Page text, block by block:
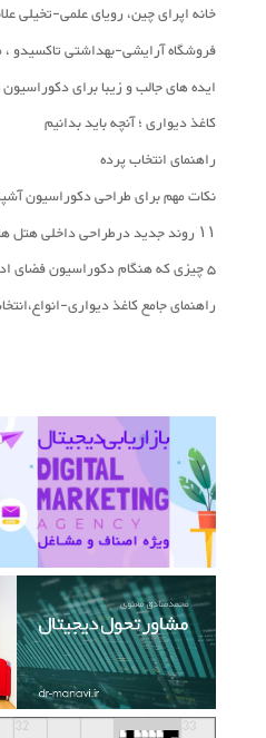
خانه اپرای چین، رویای علمی-تخیلی
فروشگاه آرایشی-بهداشتی تاکسیدو ،
ایده های جالب و زیبا برای دکوراسیون
کاغذ دیواری ؛ آنچه باید بدانیم
راهنمای انتخاب پرده
نکات مهم برای طراحی دکوراسیون
۱۱ روند جدید درطراحی داخلی هتل های امروزی
5 چیزی که هنگام دکوراسیون فضای اداری باید در نظر بگیرید
راهنمای جامع کاغذ دیواری-